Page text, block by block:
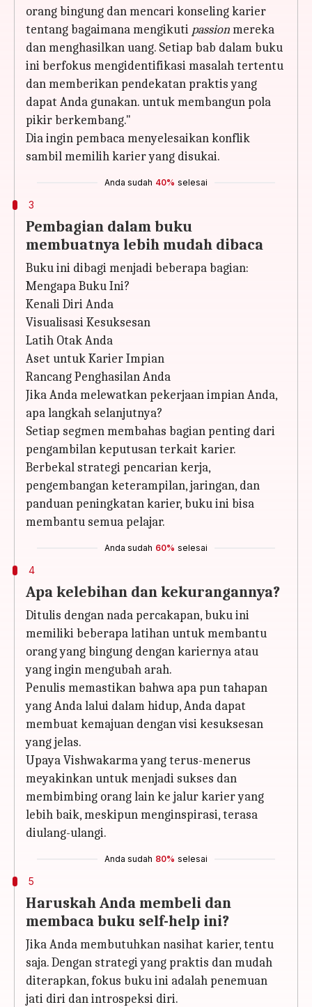
orang bingung dan mencari konseling karier
tentang bagaimana mengikuti passionmereka
dan menghasilkan uang. Setiap bab dalam buku
ini berfokus mengidentifikasi masalah tertentu
dan memberikan pendekatan praktis yang
dapat Anda gunakan. untuk membangun pola
pikir berkembang."
Dia ingin pembaca menyelesaikan konflik
sambil memilih karier yang disukai.
Anda sudah 40% selesai
3
Pembagian dalam buku
membuatnya lebih mudah dibaca
Buku ini dibagi menjadi beberapa bagian:
Mengapa Buku Ini?
Kenali Diri Anda
Visualisasi Kesuksesan
Latih Otak Anda
Aset untuk Karier Impian
Rancang Penghasilan Anda
Jika Anda melewatkan pekerjaan impian Anda,
apa langkah selanjutnya?
Setiap segmen membahas bagian penting dari
pengambilan keputusan terkait karier.
Berbekal strategi pencarian kerja,
pengembangan keterampilan, jaringan, dan
panduan peningkatan karier, buku ini bisa
membantu semua pelajar.
Anda sudah 60% selesai
4
Apa kelebihan dan kekurangannya?
Ditulis dengan nada percakapan, buku ini
memiliki beberapa latihan untuk membantu
orang yang bingung dengan kariernya atau
yang ingin mengubah arah.
Penulis memastikan bahwa apa pun tahapan
yang Anda lalui dalam hidup, Anda dapat
membuat kemajuan dengan visi kesuksesan
yang jelas.
Upaya Vishwakarma yang terus-menerus
meyakinkan untuk menjadi sukses dan
membimbing orang lain ke jalur karier yang
lebih baik, meskipun menginspirasi, terasa
diulang-ulangi.
Anda sudah 80% selesai
5
Haruskah Anda membeli dan
membaca buku self-help ini?
Jika Anda membutuhkan nasihat karier, tentu
saja. Dengan strategi yang praktis dan mudah
diterapkan, fokus buku ini adalah penemuan
jati diri dan introspeksi diri.